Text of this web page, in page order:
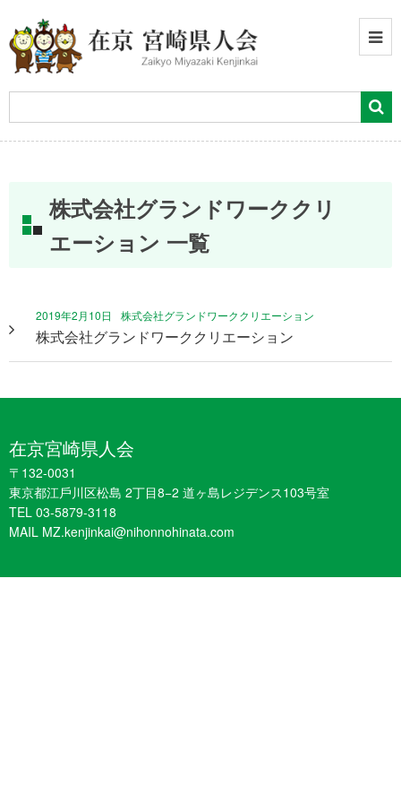
株式会社グランドワーククリ
エーション 一覧
2019年2月10日 株式会社グランドワーククリエーション
株式会社グランドワーククリエーション
在京宮崎県人会
〒132-0031
東京都江戶川区松島 2丁目8−2 道ヶ島レジデンス103号室
TEL 03-5879-3118
MAIL MZ.kenjinkai@nihonnohinata.com